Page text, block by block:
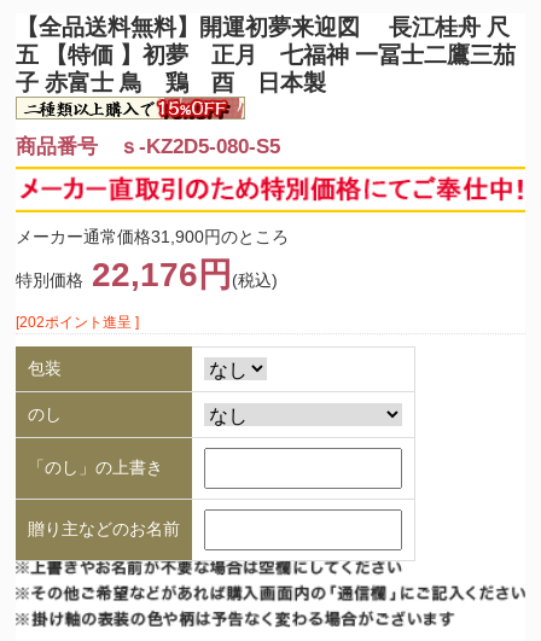
【全品送料無料】
開運初夢来迎図 長江桂舟 尺
五 【特価 】初夢 正月 七福神 一冨士二鷹三茄
子 赤富士 鳥 鶏 酉 日本製
商品番号 ｓ-KZ2D5-080-S5
メーカー通常価格31,900円のところ
特別価格 22,176円 (税込)
[202ポイント進呈 ]
包装
のし
「のし」の上書き
贈り主などのお名前